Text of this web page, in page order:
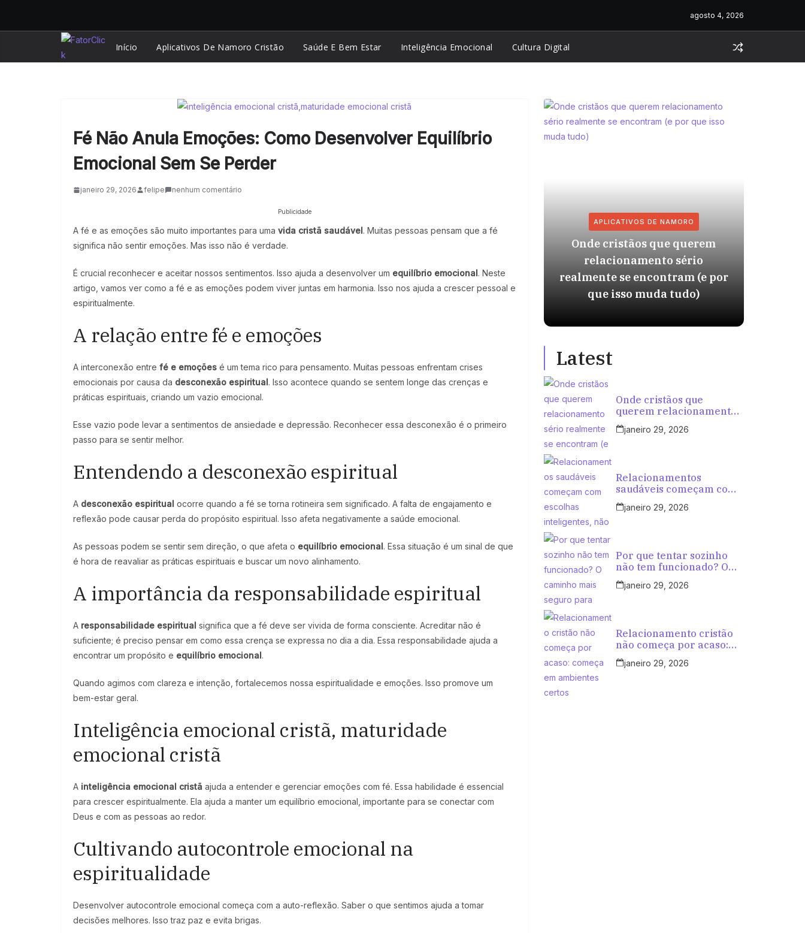
agosto 4, 2026
Início Aplicativos De Namoro Cristão Saúde E Bem Estar Inteligência Emocional Cultura Digital
Fé Não Anula Emoções: Como Desenvolver Equilíbrio
Emocional Sem Se Perder
janeiro 29, 2026 felipe nenhum comentário
Publicidade
A fé e as emoções são muito importantes para uma vida cristã saudável. Muitas pessoas pensam que a fé
significa não sentir emoções. Mas isso não é verdade.
É crucial reconhecer e aceitar nossos sentimentos. Isso ajuda a desenvolver um equilíbrio emocional. Neste
artigo, vamos ver como a fé e as emoções podem viver juntas em harmonia. Isso nos ajuda a crescer pessoal e
espiritualmente.
A relação entre fé e emoções
A interconexão entre fé e emoções é um tema rico para pensamento. Muitas pessoas enfrentam crises
emocionais por causa da desconexão espiritual. Isso acontece quando se sentem longe das crenças e
práticas espirituais, criando um vazio emocional.
Esse vazio pode levar a sentimentos de ansiedade e depressão. Reconhecer essa desconexão é o primeiro
passo para se sentir melhor.
Entendendo a desconexão espiritual
A desconexão espiritual ocorre quando a fé se torna rotineira sem significado. A falta de engajamento e
reflexão pode causar perda do propósito espiritual. Isso afeta negativamente a saúde emocional.
As pessoas podem se sentir sem direção, o que afeta o equilíbrio emocional. Essa situação é um sinal de que
é hora de reavaliar as práticas espirituais e buscar um novo alinhamento.
A importância da responsabilidade espiritual
A responsabilidade espiritual significa que a fé deve ser vivida de forma consciente. Acreditar não é
suficiente; é preciso pensar em como essa crença se expressa no dia a dia. Essa responsabilidade ajuda a
encontrar um propósito e equilíbrio emocional.
Quando agimos com clareza e intenção, fortalecemos nossa espiritualidade e emoções. Isso promove um
bem-estar geral.
Inteligência emocional cristã, maturidade
emocional cristã
A inteligência emocional cristã ajuda a entender e gerenciar emoções com fé. Essa habilidade é essencial
para crescer espiritualmente. Ela ajuda a manter um equilíbrio emocional, importante para se conectar com
Deus e com as pessoas ao redor.
Cultivando autocontrole emocional na
espiritualidade
Desenvolver autocontrole emocional começa com a auto-reflexão. Saber o que sentimos ajuda a tomar
decisões melhores. Isso traz paz e evita brigas.
APLICATIVOS DE NAMORO
Onde cristãos que querem
relacionamento sério
realmente se encontram (e por
que isso muda tudo)
Latest
Onde cristãos que
querem relacionamento
sério realmente se
encontram (e por que
janeiro 29, 2026
Relacionamentos
saudáveis começam com
escolhas inteligentes, não
com tentativas aleatórias
janeiro 29, 2026
Por que tentar sozinho
não tem funcionado? O
caminho mais seguro
para cristãos que querem
janeiro 29, 2026
Relacionamento cristão
não começa por acaso:
começa em ambientes
certos
janeiro 29, 2026